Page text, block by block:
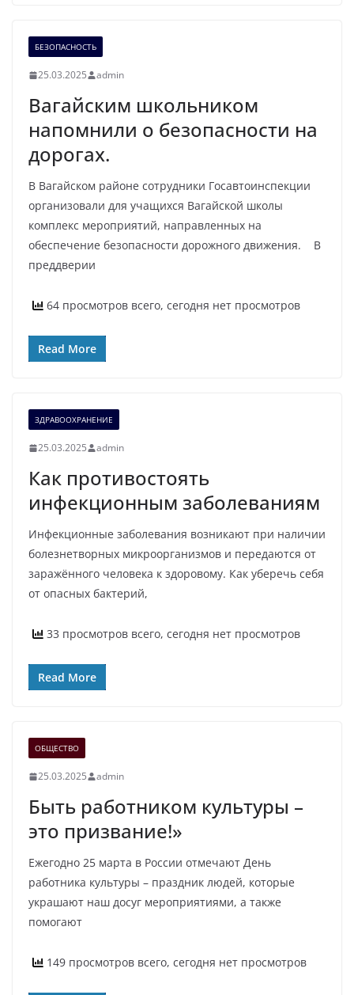
БЕЗОПАСНОСТЬ
25.03.2025 admin
Вагайским школьником
напомнили о безопасности на
дорогах.
В Вагайском районе сотрудники Госавтоинспекции
организовали для учащихся Вагайской школы
комплекс мероприятий, направленных на
обеспечение безопасности дорожного движения. В
преддверии
64 просмотров всего, сегодня нет просмотров
Read More
ЗДРАВООХРАНЕНИЕ
25.03.2025 admin
Как противостоять
инфекционным заболеваниям
Инфекционные заболевания возникают при наличии
болезнетворных микроорганизмов и передаются от
заражённого человека к здоровому. Как уберечь себя
от опасных бактерий,
33 просмотров всего, сегодня нет просмотров
Read More
ОБЩЕСТВО
25.03.2025 admin
Быть работником культуры –
это призвание!»
Ежегодно 25 марта в России отмечают День
работника культуры – праздник людей, которые
украшают наш досуг мероприятиями, а также
помогают
149 просмотров всего, сегодня нет просмотров